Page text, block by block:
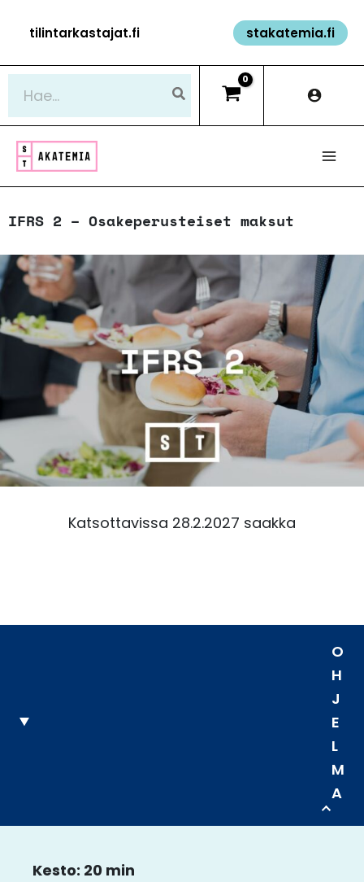
sisältöön
tilintarkastajat.fi stakatemia.fi
IFRS 2 – Osakeperusteiset maksut
Katsottavissa 28.2.2027 saakka
O
H
J
E
L
M
A
Kesto: 20 min